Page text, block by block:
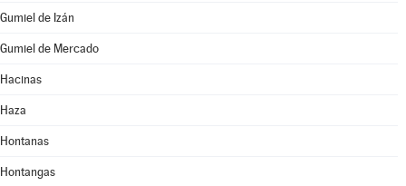
Gumiel de Izán
Gumiel de Mercado
Hacinas
Haza
Hontanas
Hontangas